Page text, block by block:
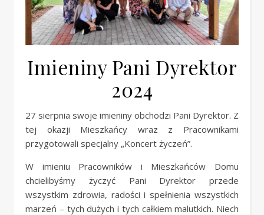
Imieniny Pani Dyrektor
2024
27 sierpnia swoje imieniny obchodzi Pani Dyrektor. Z
tej okazji Mieszkańcy wraz z Pracownikami
przygotowali specjalny „Koncert życzeń”.
W imieniu Pracowników i Mieszkańców Domu
chcielibyśmy życzyć Pani Dyrektor przede
wszystkim zdrowia, radości i spełnienia wszystkich
marzeń – tych dużych i tych całkiem malutkich. Niech